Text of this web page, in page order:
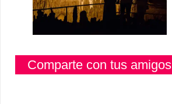
Comparte con tus amigos